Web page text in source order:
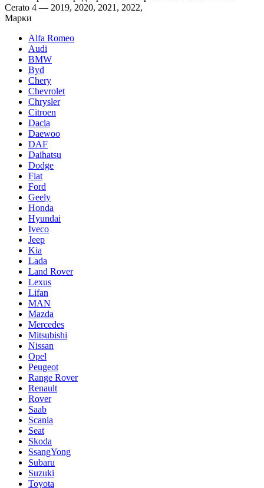
Cerato 4 — 2019, 2020, 2021, 2022,
Марки
Alfa Romeo
Audi
BMW
Byd
Chery
Chevrolet
Chrysler
Citroen
Dacia
Daewoo
DAF
Daihatsu
Dodge
Fiat
Ford
Geely
Honda
Hyundai
Iveco
Jeep
Kia
Lada
Land Rover
Lexus
Lifan
MAN
Mazda
Mercedes
Mitsubishi
Nissan
Opel
Peugeot
Range Rover
Renault
Rover
Saab
Scania
Seat
Skoda
SsangYong
Subaru
Suzuki
Toyota